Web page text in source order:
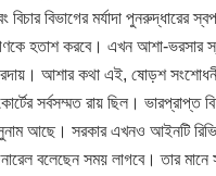
বিভাগের মর্যাদা পুনরুদ্ধারের
হতাশ করবে। এখন আশা-ভরসার
আশার কথা এই, ষোড়শ সংশোধনী
সর্বসম্মত রায় ছিল। ভারপ্রাপ্ত
সুনাম আছে। সরকার এখনও আইনটি
বলেছেন সময় লাগবে। তার